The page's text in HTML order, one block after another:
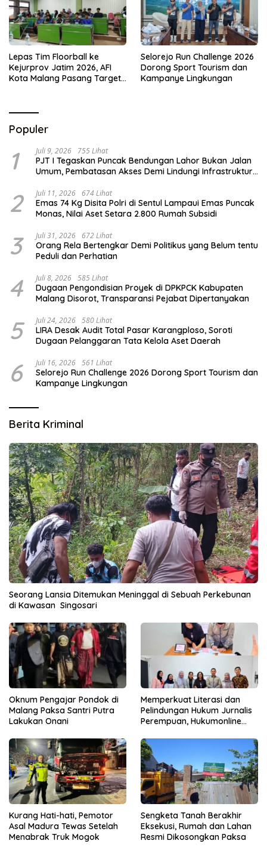
Lepas Tim Floorball ke
Kejurprov Jatim 2026, AFI
Kota Malang Pasang Target
Selorejo Run Challenge 2026
Dorong Sport Tourism dan
Kampanye Lingkungan
Populer
1 Juli 9, 2026 755 Lihat
PJT I Tegaskan Puncak Bendungan Lahor Bukan Jalan
Umum, Pembatasan Akses Demi Lindungi Infrastruktur
2 Juli 11, 2026 674 Lihat
Emas 74 Kg Disita Polri di Sentul Lampaui Emas Puncak
Monas, Nilai Aset Setara 2.800 Rumah Subsidi
3 Juli 31, 2026 672 Lihat
Orang Rela Bertengkar Demi Politikus yang Belum tentu
Peduli dan Perhatian
4 Juli 8, 2026 585 Lihat
Dugaan Pengondisian Proyek di DPKPCK Kabupaten
Malang Disorot, Transparansi Pejabat Dipertanyakan
5 Juli 24, 2026 580 Lihat
LIRA Desak Audit Total Pasar Karangploso, Soroti
Dugaan Pelanggaran Tata Kelola Aset Daerah
6 Juli 16, 2026 561 Lihat
Selorejo Run Challenge 2026 Dorong Sport Tourism dan
Kampanye Lingkungan
Berita Kriminal
Seorang Lansia Ditemukan Meninggal di Sebuah Perkebunan
di Kawasan Singosari
Oknum Pengajar Pondok di
Malang Paksa Santri Putra
Lakukan Onani
Memperkuat Literasi dan
Pelindungan Hukum Jurnalis
Perempuan, Hukumonline
Gratis
Kurang Hati-hati, Pemotor
Asal Madura Tewas Setelah
Menabrak Truk Mogok
Sengketa Tanah Berakhir
Eksekusi, Rumah dan Lahan
Resmi Dikosongkan Paksa